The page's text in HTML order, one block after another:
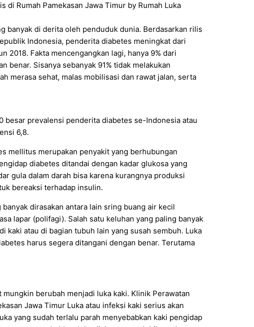
di Rumah Pamekasan Jawa Timur by Rumah Luka
banyak di derita oleh penduduk dunia. Berdasarkan rilis
Indonesia, penderita diabetes meningkat dari
2018. Fakta mencengangkan lagi, hanya 9% dari
benar. Sisanya sebanyak 91% tidak melakukan
merasa sehat, malas mobilisasi dan rawat jalan, serta
besar prevalensi penderita diabetes se-Indonesia atau
6,8.
mellitus merupakan penyakit yang berhubungan
diabetes ditandai dengan kadar glukosa yang
gula dalam darah bisa karena kurangnya produksi
bereaksi terhadap insulin.
dirasakan antara lain sring buang air kecil
lapar (polifagi). Salah satu keluhan yang paling banyak
kaki atau di bagian tubuh lain yang susah sembuh. Luka
harus segera ditangani dengan benar. Terutama
berubah menjadi luka kaki. Klinik Perawatan
Jawa Timur Luka atau infeksi kaki serius akan
yang sudah terlalu parah menyebabkan kaki pengidap